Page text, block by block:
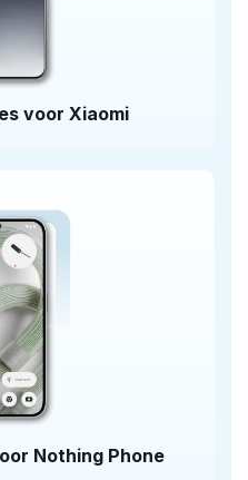
voor Xiaomi
Nothing Phone